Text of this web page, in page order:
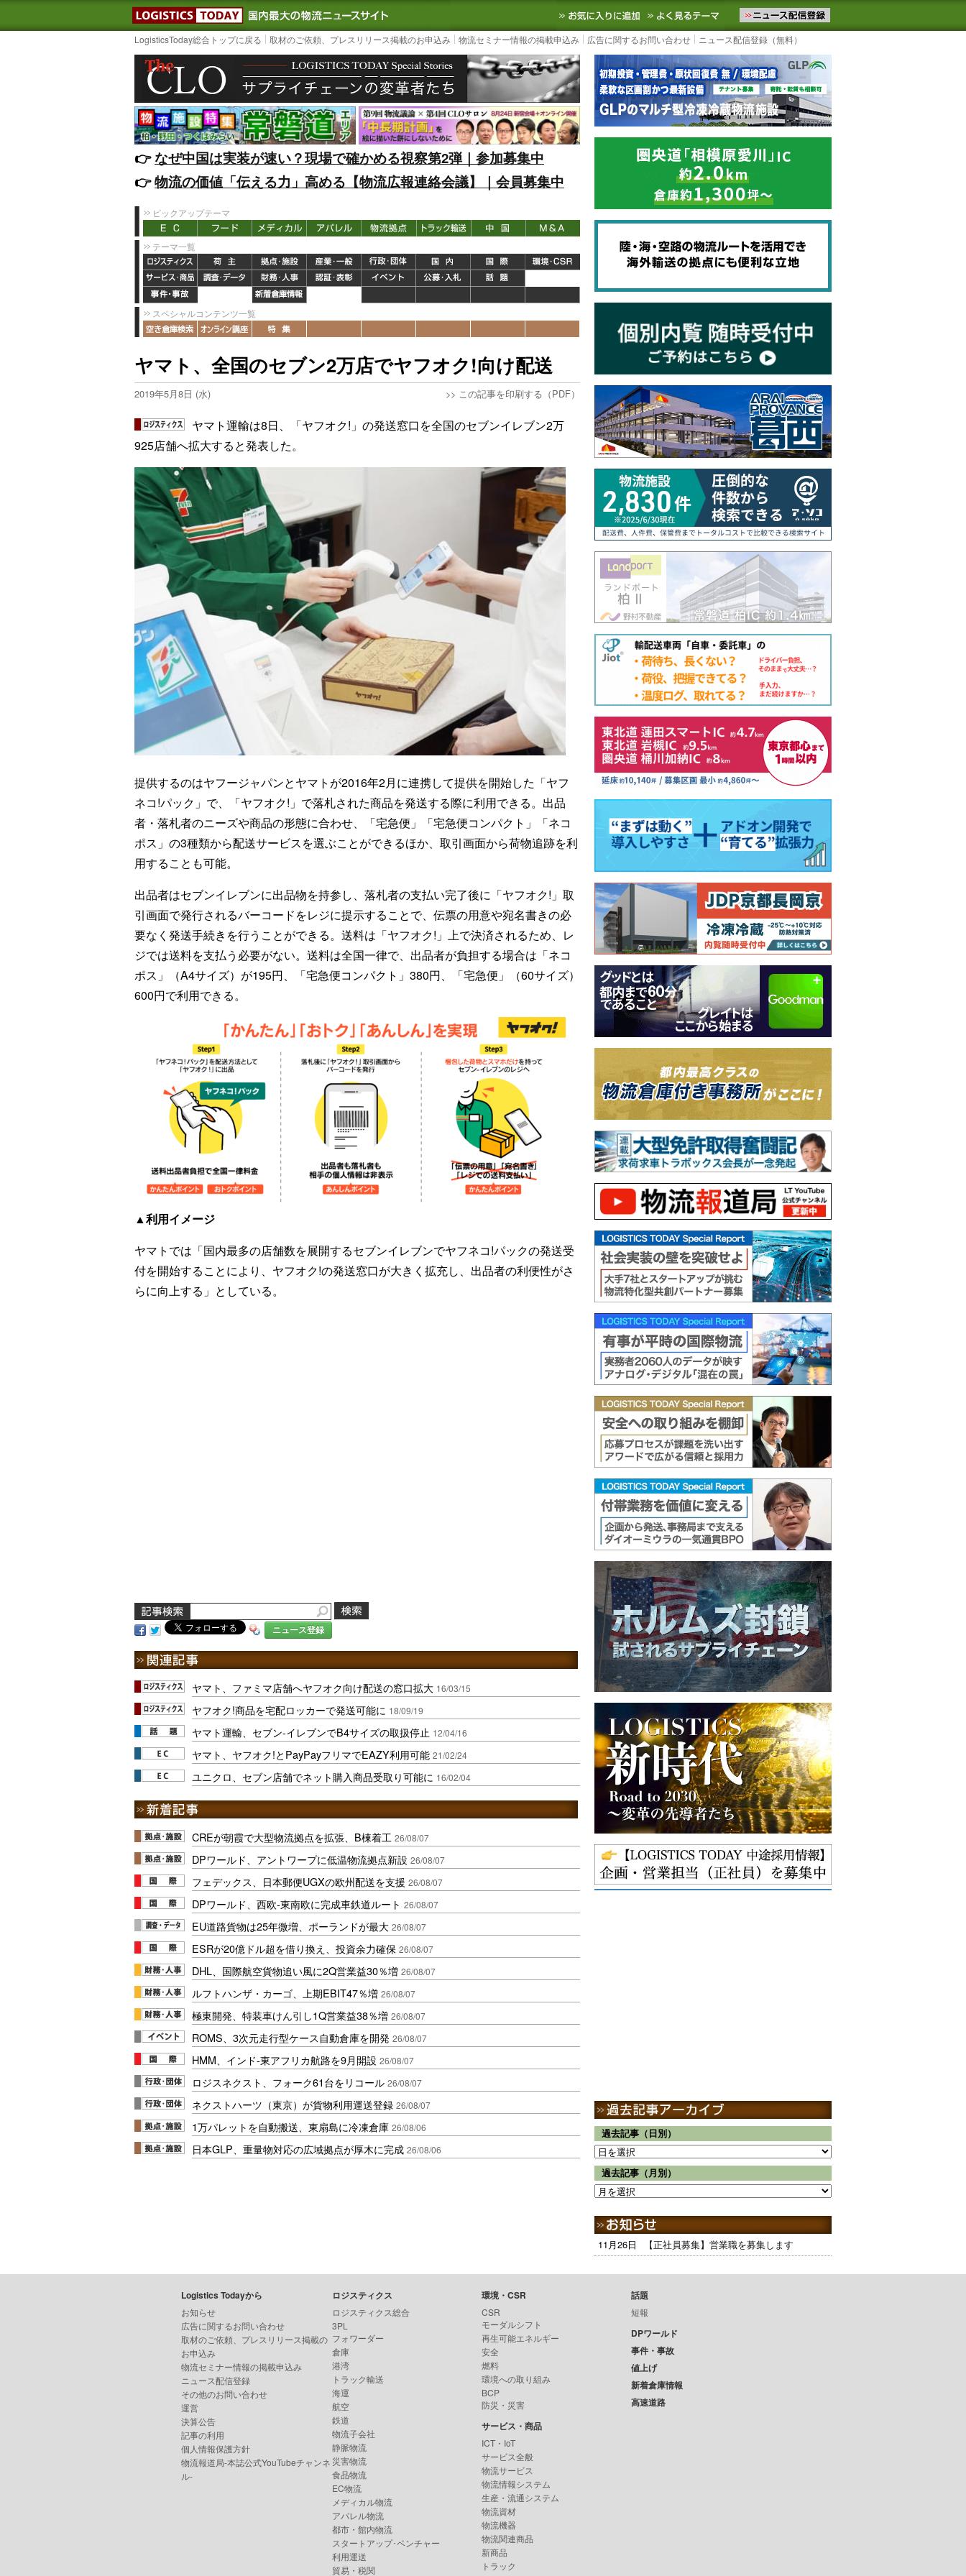
LOGISTICS TODAY｜国内最大の物流ニュースサイト3PL, SCMなど国内外の最新の物流ニュースをお届けします。物流ニュースメール配信を登録す
お気に入りに追加 よく見るテーマ
LogisticsToday総合トップに戻る 取材のご依頼、プレスリリース掲載のお申込み 物流セミナー情報の掲載申込み 広告に関するお問い合わせ ニュース配信登録（無料）
👉️なぜ中国は実装が速い？現場で確かめる視察第2弾｜参加募集中
👉️物流の価値「伝える力」高める【物流広報連絡会議】｜会員募集中
ピックアップテーマ
テーマ一覧
スペシャルコンテンツ一覧
ヤマト、全国のセブン2万店でヤフオク!向け配送
2019年5月8日 (水) >> この記事を印刷する（PDF）
ヤマト運輸は8日、「ヤフオク!」の発送窓口を全国のセブンイレブン2万
925店舗へ拡大すると発表した。
提供するのはヤフージャパンとヤマトが2016年2月に連携して提供を開始した「ヤフ
ネコ!パック」で、「ヤフオク!」で落札された商品を発送する際に利用できる。出品
者・落札者のニーズや商品の形態に合わせ、「宅急便」「宅急便コンパクト」「ネコ
ポス」の3種類から配送サービスを選ぶことができるほか、取引画面から荷物追跡を利
用することも可能。
出品者はセブンイレブンに出品物を持参し、落札者の支払い完了後に「ヤフオク!」取
引画面で発行されるバーコードをレジに提示することで、伝票の用意や宛名書きの必
要なく発送手続きを行うことができる。送料は「ヤフオク!」上で決済されるため、レ
ジでは送料を支払う必要がない。送料は全国一律で、出品者が負担する場合は「ネコ
ポス」（A4サイズ）が195円、「宅急便コンパクト」380円、「宅急便」（60サイズ）
600円で利用できる。
▲利用イメージ
ヤマトでは「国内最多の店舗数を展開するセブンイレブンでヤフネコ!パックの発送受
付を開始することにより、ヤフオク!の発送窓口が大きく拡充し、出品者の利便性がさ
らに向上する」としている。
ニュース登録
ヤマト、ファミマ店舗へヤフオク向け配送の窓口拡大 16/03/15
ヤフオク!商品を宅配ロッカーで発送可能に 18/09/19
ヤマト運輸、セブン-イレブンでB4サイズの取扱停止 12/04/16
ヤマト、ヤフオク!とPayPayフリマでEAZY利用可能 21/02/24
ユニクロ、セブン店舗でネット購入商品受取り可能に 16/02/04
CREが朝霞で大型物流拠点を拡張、B棟着工 26/08/07
DPワールド、アントワープに低温物流拠点新設 26/08/07
フェデックス、日本郵便UGXの欧州配送を支援 26/08/07
DPワールド、西欧-東南欧に完成車鉄道ルート 26/08/07
EU道路貨物は25年微増、ポーランドが最大 26/08/07
ESRが20億ドル超を借り換え、投資余力確保 26/08/07
DHL、国際航空貨物追い風に2Q営業益30％増 26/08/07
ルフトハンザ・カーゴ、上期EBIT47％増 26/08/07
極東開発、特装車けん引し1Q営業益38％増 26/08/07
ROMS、3次元走行型ケース自動倉庫を開発 26/08/07
HMM、インド-東アフリカ航路を9月開設 26/08/07
ロジスネクスト、フォーク61台をリコール 26/08/07
ネクストハーツ（東京）が貨物利用運送登録 26/08/07
1万パレットを自動搬送、東扇島に冷凍倉庫 26/08/06
日本GLP、重量物対応の広域拠点が厚木に完成 26/08/06
過去記事（日別）
過去記事（月別）
11月26日 【正社員募集】営業職を募集します
Logistics Todayから
お知らせ
広告に関するお問い合わせ
取材のご依頼、プレスリリース掲載の
お申込み
物流セミナー情報の掲載申込み
ニュース配信登録
その他のお問い合わせ
運営
決算公告
記事の利用
個人情報保護方針
物流報道局-本誌公式YouTubeチャンネ
ル-
ロジスティクス
ロジスティクス総合
3PL
フォワーダー
倉庫
港湾
トラック輸送
海運
航空
鉄道
物流子会社
静脈物流
災害物流
食品物流
EC物流
メディカル物流
アパレル物流
都市・館内物流
スタートアップ･ベンチャー
利用運送
貿易・税関
環境・CSR
CSR
モーダルシフト
再生可能エネルギー
安全
燃料
環境への取り組み
BCP
防災・災害
サービス・商品
ICT・IoT
サービス全般
物流サービス
物流情報システム
生産・流通システム
物流資材
物流機器
物流関連商品
新商品
トラック
話題
短報
DPワールド
事件・事故
値上げ
新着倉庫情報
高速道路